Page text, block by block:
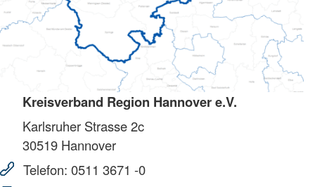
Kreisverband Region Hannover e.V.
Karlsruher Strasse 2c
30519 Hannover
Telefon: 0511 3671 -0